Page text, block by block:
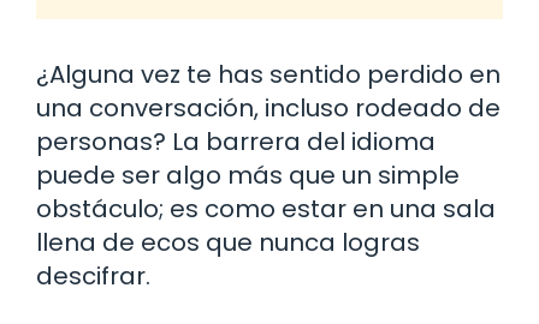
¿Alguna vez te has sentido perdido en
una conversación, incluso rodeado de
personas? La barrera del idioma
puede ser algo más que un simple
obstáculo; es como estar en una sala
llena de ecos que nunca logras
descifrar.